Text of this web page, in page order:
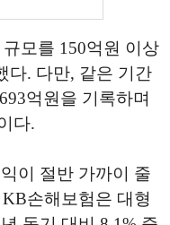
모를 150억원 이상
다. 다만, 같은 기간
억원을 기록하며
다.
이 절반 가까이 줄
손해보험은 대형